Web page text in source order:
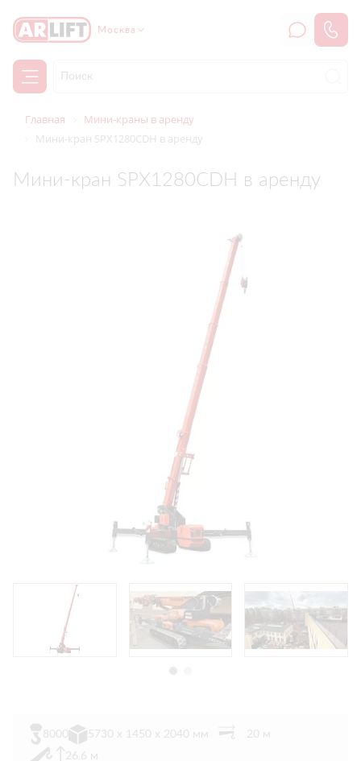
Москва
Главная
Мини-краны в аренду
Мини-кран SPX1280CDH в аренду
Мини-кран SPX1280CDH в аренду
8000 5730 x 1450 x 2040 мм
20 м
26.6 м